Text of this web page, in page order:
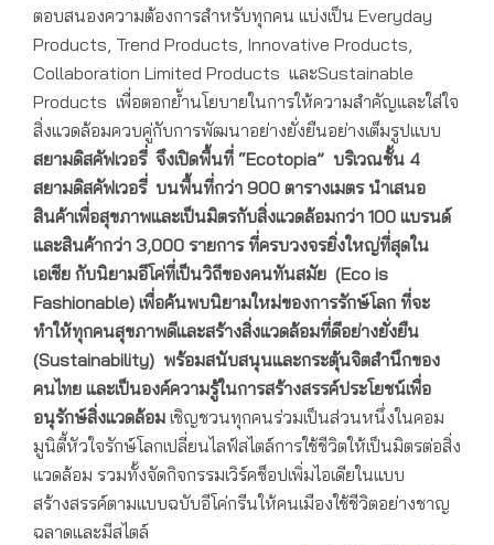
ตอบสนองความต้องการสำหรับทุกคน แบ่งเป็น Everyday
Products, Trend Products, Innovative Products,
Collaboration Limited Products และSustainable
Products เพื่อตอกย้ำนโยบายในการให้ความสำคัญและใส่ใจ
สิ่งแวดล้อมควบคู่กับการพัฒนาอย่างยั่งยืนอย่างเต็มรูปแบบ
สยามดิสคัฟเวอรี่ จึงเปิดพื้นที่ “Ecotopia” บริเวณชั้น 4
สยามดิสคัฟเวอรี่ บนพื้นที่กว่า 900 ตารางเมตร นำเสนอ
สินค้าเพื่อสุขภาพและเป็นมิตรกับสิ่งแวดล้อมกว่า 100 แบรนด์
และสินค้ากว่า 3,000 รายการ ที่ครบวงจรยิ่งใหญ่ที่สุดใน
เอเชีย กับนิยามอีโค่ที่เป็นวิถีของคนทันสมัย (Eco is
Fashionable) เพื่อค้นพบนิยามใหม่ของการรักษ์โลก ที่จะ
ทำให้ทุกคนสุขภาพดีและสร้างสิ่งแวดล้อมที่ดีอย่างยั่งยืน
(Sustainability) พร้อมสนับสนุนและกระตุ้นจิตสำนึกของ
คนไทย และเป็นองค์ความรู้ในการสร้างสรรค์ประโยชน์เพื่อ
อนุรักษ์สิ่งแวดล้อม เชิญชวนทุกคนร่วมเป็นส่วนหนึ่งในคอม
มูนิตี้หัวใจรักษ์โลกเปลี่ยนไลฟ์สไตล์การใช้ชีวิตให้เป็นมิตรต่อสิ่ง
แวดล้อม รวมทั้งจัดกิจกรรมเวิร์คช็อปเพิ่มไอเดียในแบบ
สร้างสรรค์ตามแบบฉบับอีโค่กรีนให้คนเมืองใช้ชีวิตอย่างชาญ
ฉลาดและมีสไตล์